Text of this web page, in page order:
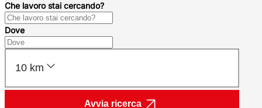
Che lavoro stai cercando?
Dove
10 km
Avvia ricerca